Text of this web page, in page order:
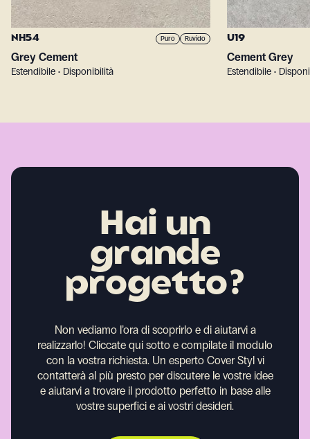
NH54 Puro Ruvido
Grey Cement
Estendibile • Disponibilità
U19
Cement Grey
Estendibile •
Hai un
grande
progetto?
Non vediamo l’ora di scoprirlo e di aiutarvi a
realizzarlo! Cliccate qui sotto e compilate il modulo
con la vostra richiesta. Un esperto Cover Styl vi
contatterà al più presto per discutere le vostre idee
e aiutarvi a trovare il prodotto perfetto in base alle
vostre superfici e ai vostri desideri.